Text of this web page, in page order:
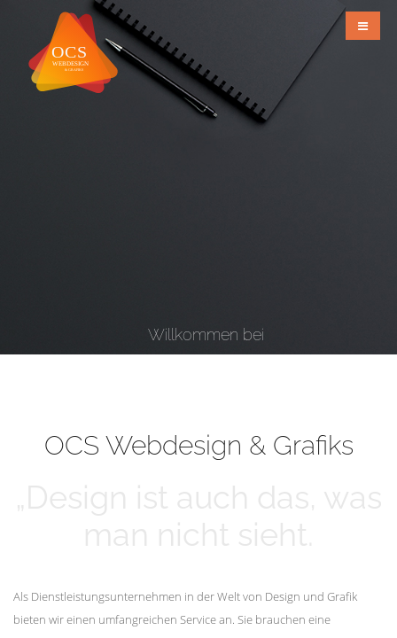
Willkommen bei
OCS Webdesign & Grafiks
Als Dienstleistungsunternehmen in der Welt von Design und Grafik
bieten wir einen umfangreichen Service an. Sie brauchen eine